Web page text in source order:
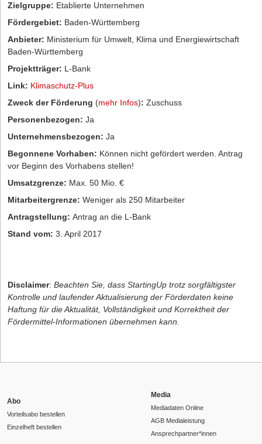
Zielgruppe: Etablierte Unternehmen
Fördergebiet: Baden-Württemberg
Anbieter: Ministerium für Umwelt, Klima und Energiewirtschaft
Baden-Württemberg
Projektträger: L-Bank
Link: Klimaschutz-Plus
Zweck der Förderung (mehr Infos): Zuschuss
Personenbezogen: Ja
Unternehmensbezogen: Ja
Begonnene Vorhaben: Können nicht gefördert werden. Antrag
vor Beginn des Vorhabens stellen!
Umsatzgrenze: Max. 50 Mio. €
Mitarbeitergrenze: Weniger als 250 Mitarbeiter
Antragstellung: Antrag an die L-Bank
Stand vom: 3. April 2017
Disclaimer: Beachten Sie, dass StartingUp trotz sorgfältigster
Kontrolle und laufender Aktualisierung der Förderdaten keine
Haftung für die Aktualität, Vollständigkeit und Korrektheit der
Fördermittel-Informationen übernehmen kann.
Abo
Vorteilsabo bestellen
Einzelheft bestellen
Media
Mediadaten Online
AGB Medialeistung
Ansprechpartner*innen